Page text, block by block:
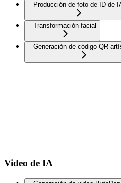
Producción de foto de ID de
Transformación facial
Generación de código QR
Video de IA